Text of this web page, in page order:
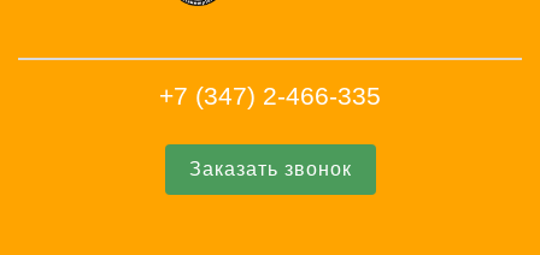
+7 (347) 2-466-335
Заказать звонок